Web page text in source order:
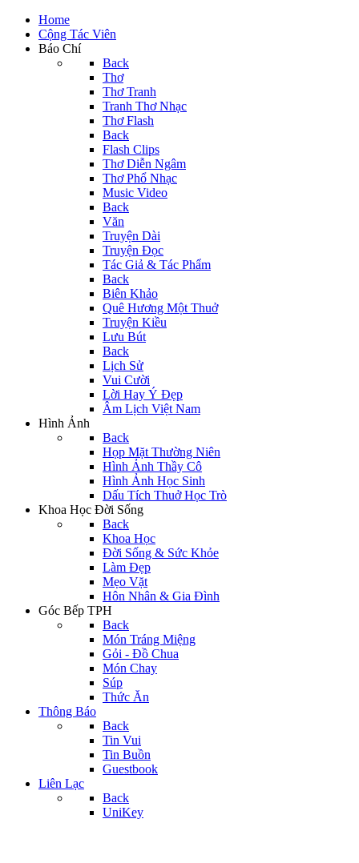
Home
Cộng Tác Viên
Báo Chí
Back
Thơ
Thơ Tranh
Tranh Thơ Nhạc
Thơ Flash
Back
Flash Clips
Thơ Diễn Ngâm
Thơ Phổ Nhạc
Music Video
Back
Văn
Truyện Dài
Truyện Đọc
Tác Giả & Tác Phẩm
Back
Biên Khảo
Quê Hương Một Thuở
Truyện Kiều
Lưu Bút
Back
Lịch Sử
Vui Cười
Lời Hay Ý Đẹp
Âm Lịch Việt Nam
Hình Ảnh
Back
Họp Mặt Thường Niên
Hình Ảnh Thầy Cô
Hình Ảnh Học Sinh
Dấu Tích Thuở Học Trò
Khoa Học Đời Sống
Back
Khoa Học
Đời Sống & Sức Khỏe
Làm Đẹp
Mẹo Vặt
Hôn Nhân & Gia Đình
Góc Bếp TPH
Back
Món Tráng Miệng
Gỏi - Đồ Chua
Món Chay
Súp
Thức Ăn
Thông Báo
Back
Tin Vui
Tin Buồn
Guestbook
Liên Lạc
Back
UniKey